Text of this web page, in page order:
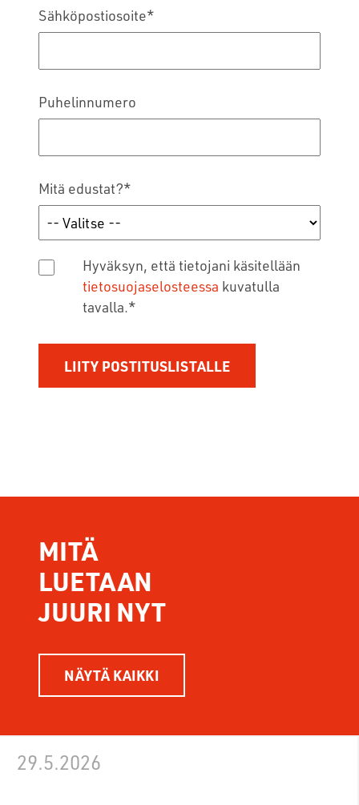
Sähköpostiosoite*
Puhelinnumero
Mitä edustat?*
Hyväksyn, että tietojani käsitellään
tietosuojaselosteessa kuvatulla
tavalla.*
MITÄ
LUETAAN
JUURI NYT
NÄYTÄ KAIKKI
29.5.2026